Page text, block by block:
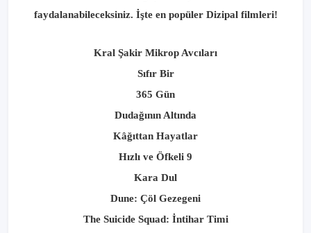
faydalanabileceksiniz. İşte en popüler Dizipal filmleri!
Kral Şakir Mikrop Avcıları
Sıfır Bir
365 Gün
Dudağının Altında
Kâğıttan Hayatlar
Hızlı ve Öfkeli 9
Kara Dul
Dune: Çöl Gezegeni
The Suicide Squad: İntihar Timi